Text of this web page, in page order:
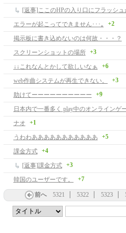
エラーが起こってできません･･･｡ +2
掲示板に書き込めないのは何故・・・？
スクリーンショットの場所 +3
↓↓これなんとかして欲しいなぁ +6
web作曲システムが再生できない。 +3
助けてーーーーーーーーーー +9
ナオ +1
うわわあああああああああああ +5
課金方式 +4
[返事]課金方式 +3
韓国のユーザーです。 +7
前へ 5321 5322 5323